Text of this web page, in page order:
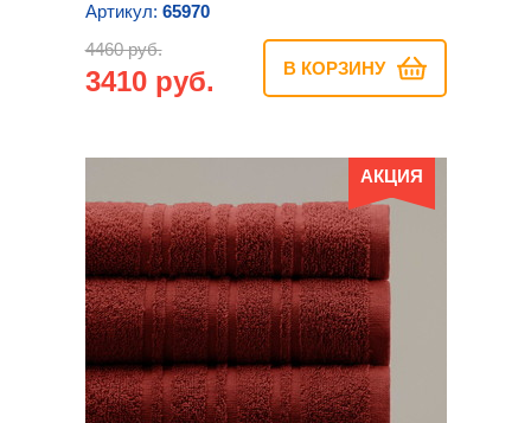
Артикул: 65970
4460 руб.
3410 руб. В КОРЗИНУ
АКЦИЯ